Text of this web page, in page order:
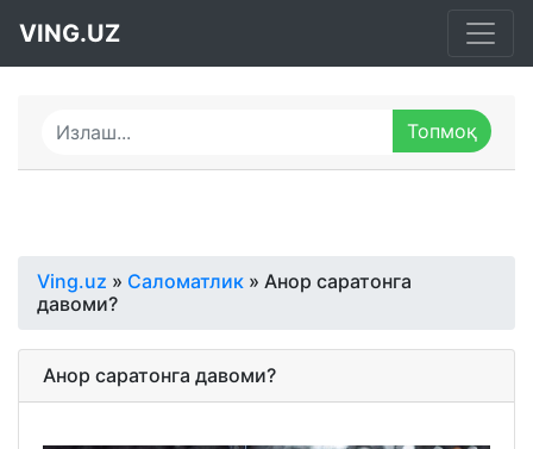
VING.UZ
Ving.uz » Саломатлик » Анор саратонга
давоми?
Анор саратонга давоми?